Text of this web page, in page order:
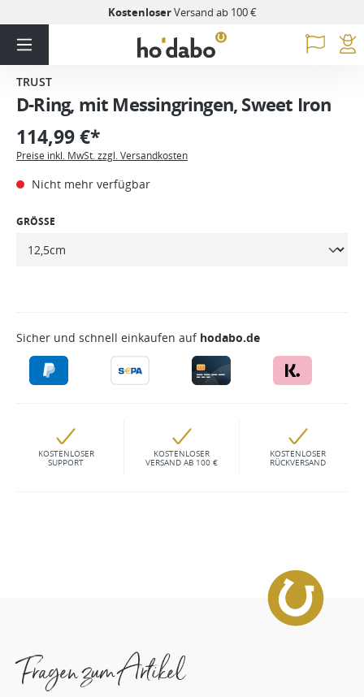
KostenloserVersand ab 100 €
TRUST
D-Ring, mit Messingringen, Sweet Iron
114,99 €*
Preise inkl. MwSt. zzgl. Versandkosten
Nicht mehr verfügbar
GRÖSSE
Sicher und schnell einkaufen auf hodabo.de
KOSTENLOSER
SUPPORT
KOSTENLOSER
VERSAND AB 100 €
KOSTENLOSER
RÜCKVERSAND
Fragen zum Artikel